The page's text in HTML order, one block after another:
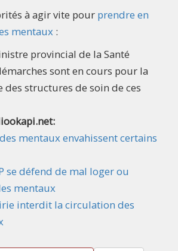
à agir vite pour prendre en
mentaux :
provincial de la Santé
sont en cours pour la
des structures de soin de ces
mentaux envahissent certains
se défend de mal loger ou
mentaux
interdit la circulation des